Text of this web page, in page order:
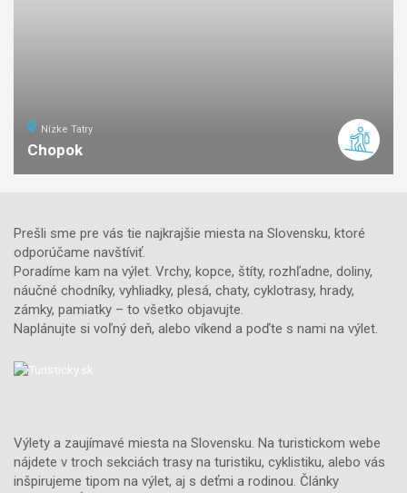
Nízke Tatry
Chopok
Prešli sme pre vás tie najkrajšie miesta na Slovensku, ktoré
odporúčame navštíviť.
Poradíme kam na výlet. Vrchy, kopce, štíty, rozhľadne, doliny,
náučné chodníky, vyhliadky, plesá, chaty, cyklotrasy, hrady,
zámky, pamiatky – to všetko objavujte.
Naplánujte si voľný deň, alebo víkend a poďte s nami na výlet.
Výlety a zaujímavé miesta na Slovensku. Na turistickom webe
nájdete v troch sekciách trasy na turistiku, cyklistiku, alebo vás
inšpirujeme tipom na výlet, aj s deťmi a rodinou. Články